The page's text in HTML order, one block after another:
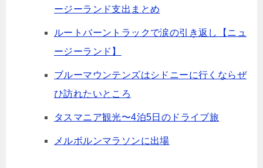
ージーランド支出まとめ
ルートバーントラックで涙の引き返し【ニュ
ージーランド】
ブルーマウンテンズはシドニーに行くならぜ
ひ訪れたいところ
タスマニア観光〜4泊5日のドライブ旅
メルボルンマラソンに出場